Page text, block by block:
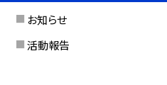
お知らせ
活動報告